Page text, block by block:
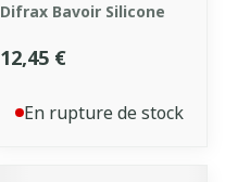
Difrax Bavoir Silicone
12,45 €
En rupture de stock